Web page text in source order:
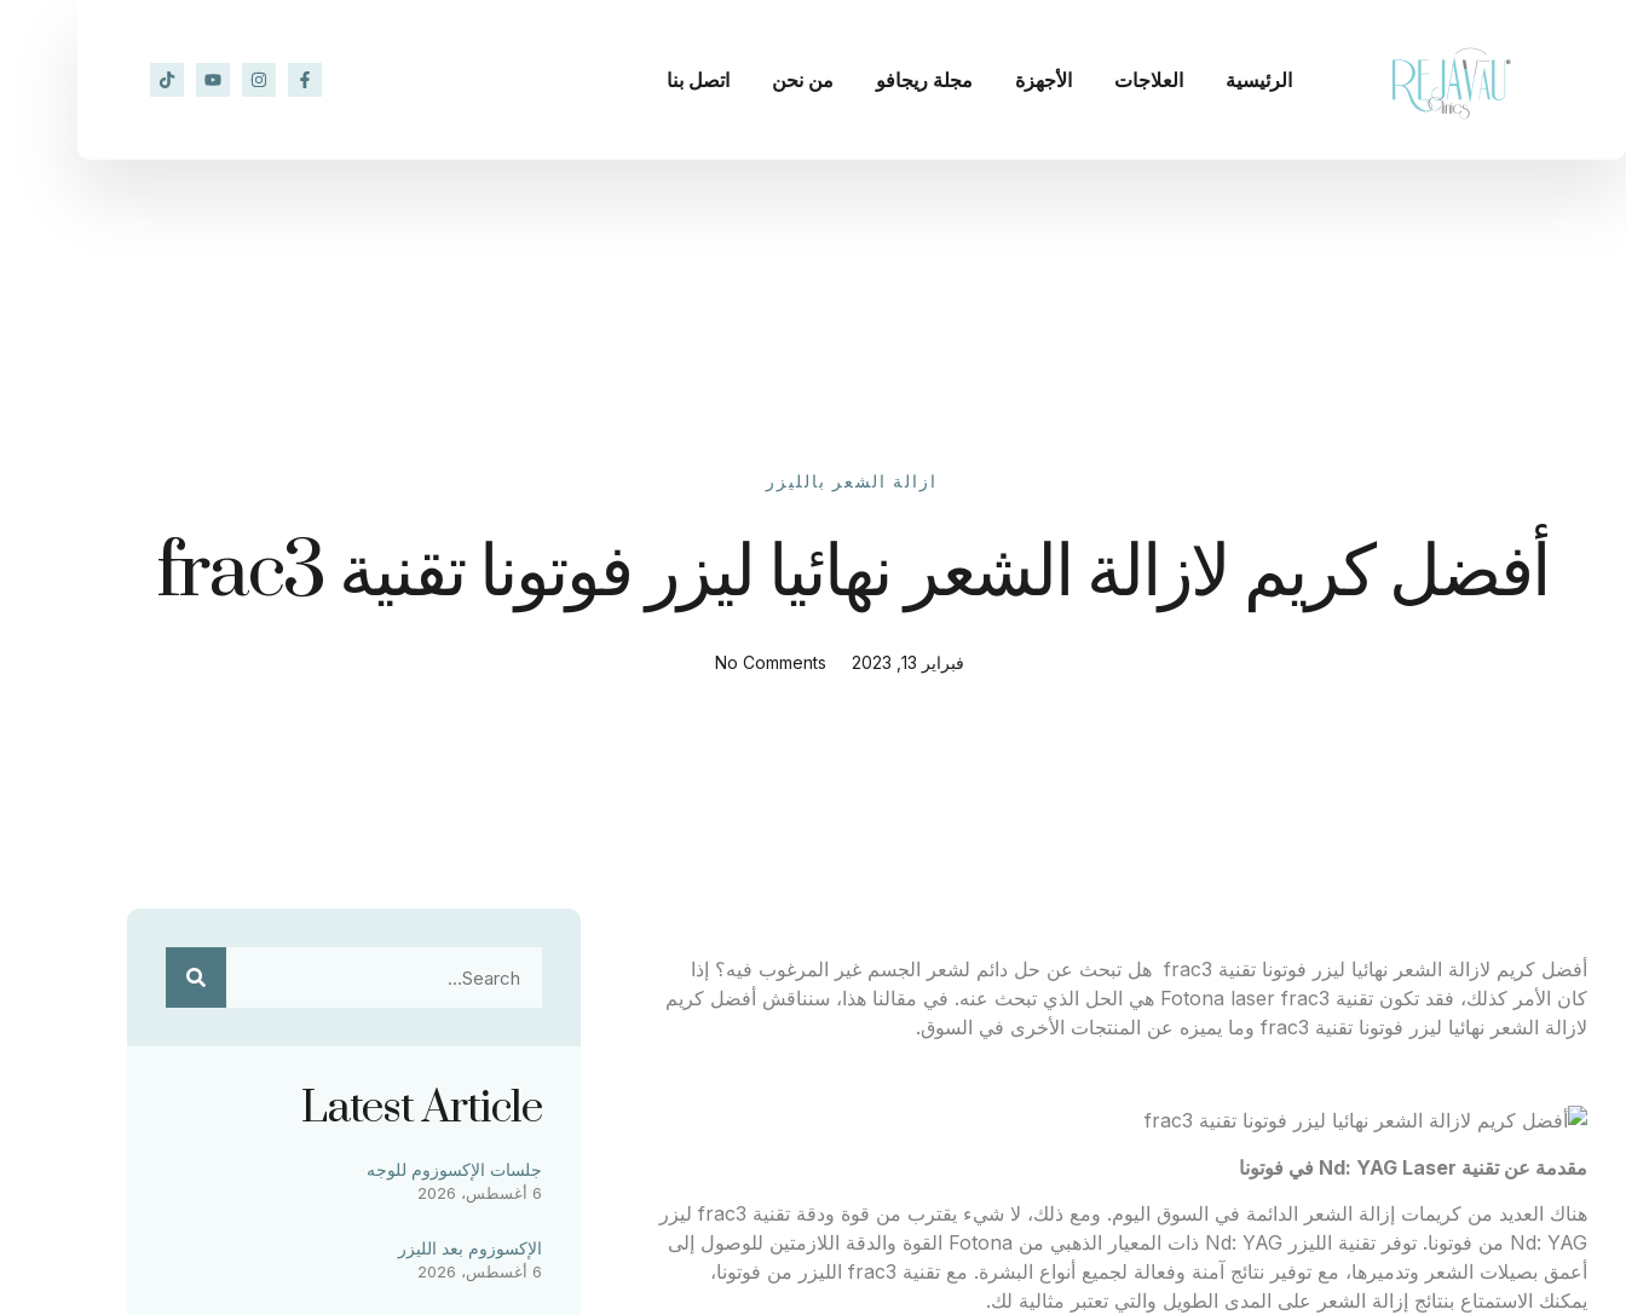
الرئيسية العلاجات الأجهزة مجلة ريجافو من نحن اتصل بنا
ازالة الشعر بالليزر
أفضل كريم لازالة الشعر نهائيا ليزر فوتونا تقنية frac3
فبراير 13, 2023 No Comments
أفضل كريم لازالة الشعر نهائيا ليزر فوتونا تقنية frac3 هل تبحث عن حل دائم لشعر الجسم غير المرغوب فيه؟ إذا
كان الأمر كذلك، فقد تكون تقنية Fotona laser frac3 هي الحل الذي تبحث عنه. في مقالنا هذا، سنناقش أفضل كريم
لازالة الشعر نهائيا ليزر فوتونا تقنية frac3 وما يميزه عن المنتجات الأخرى في السوق.
مقدمة عن تقنية
في فوتونا
هناك العديد من كريمات إزالة الشعر الدائمة في السوق اليوم. ومع ذلك، لا شيء يقترب من قوة ودقة تقنية frac3 ليزر
Nd: YAG من فوتونا. توفر تقنية الليزر Nd: YAG ذات المعيار الذهبي من Fotona القوة والدقة اللازمتين للوصول إلى
أعمق بصيلات الشعر وتدميرها، مع توفير نتائج آمنة وفعالة لجميع أنواع البشرة. مع تقنية frac3 الليزر من فوتونا،
يمكنك الاستمتاع بنتائج إزالة الشعر على المدى الطويل والتي تعتبر مثالية لك.
Latest Article
جلسات الإكسوزوم للوجه
6 أغسطس، 2026
الإكسوزوم بعد الليزر
6 أغسطس، 2026